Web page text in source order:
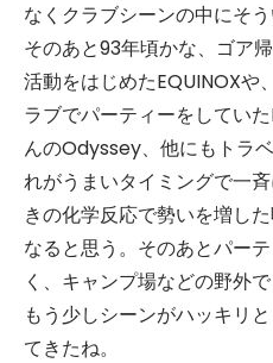
なくクラブシーンの中にそ
そのあと93年頃かな、ゴア
活動をはじめたEQUINOXや
ラブでパーティーをしてい
んのOdyssey、他にもトラ
れがうまいタイミングで一
きの化学反応で勢いを増し
なると思う。そのあとパー
く、キャンプ場などの野外
もう少しシーンがハッキリ
てきたね。